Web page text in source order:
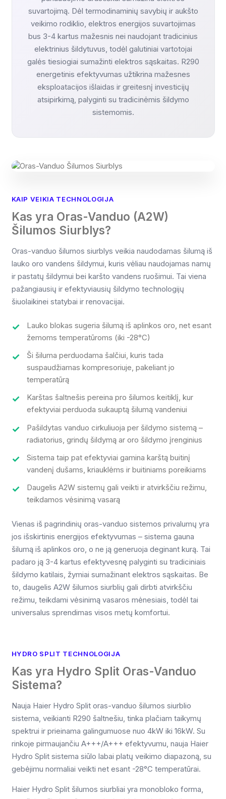
suvartojimą. Dėl termodinaminių savybių ir aukšto
veikimo rodiklio, elektros energijos suvartojimas
bus 3-4 kartus mažesnis nei naudojant tradicinius
elektrinius šildytuvus, todėl galutiniai vartotojai
galės tiesiogiai sumažinti elektros sąskaitas. R290
energetinis efektyvumas užtikrina mažesnes
eksploatacijos išlaidas ir greitesnį investicijų
atsipirkimą, palyginti su tradicinėmis šildymo
sistemomis.
KAIP VEIKIA TECHNOLOGIJA
Kas yra Oras-Vanduo (A2W)
Šilumos Siurblys?
Oras-vanduo šilumos siurblys veikia naudodamas šilumą iš
lauko oro vandens šildymui, kuris vėliau naudojamas namų
ir pastatų šildymui bei karšto vandens ruošimui. Tai viena
pažangiausių ir efektyviausių šildymo technologijų
šiuolaikinei statybai ir renovacijai.
Lauko blokas sugeria šilumą iš aplinkos oro, net esant
žemoms temperatūroms (iki -28°C)
Ši šiluma perduodama šalčiui, kuris tada
suspaudžiamas kompresoriuje, pakeliant jo
temperatūrą
Karštas šaltnešis pereina pro šilumos keitiklį, kur
efektyviai perduoda sukauptą šilumą vandeniui
Pašildytas vanduo cirkuliuoja per šildymo sistemą –
radiatorius, grindų šildymą ar oro šildymo įrenginius
Sistema taip pat efektyviai gamina karštą buitinį
vandenį dušams, kriauklėms ir buitiniams poreikiams
Daugelis A2W sistemų gali veikti ir atvirkščiu režimu,
teikdamos vėsinimą vasarą
Vienas iš pagrindinių oras-vanduo sistemos privalumų yra
jos išskirtinis energijos efektyvumas – sistema gauna
šilumą iš aplinkos oro, o ne ją generuoja deginant kurą. Tai
padaro ją 3-4 kartus efektyvesnę palyginti su tradiciniais
šildymo katilais, žymiai sumažinant elektros sąskaitas. Be
to, daugelis A2W šilumos siurblių gali dirbti atvirkščiu
režimu, teikdami vėsinimą vasaros mėnesiais, todėl tai
universalus sprendimas visos metų komfortui.
HYDRO SPLIT TECHNOLOGIJA
Kas yra Hydro Split Oras-Vanduo
Sistema?
Nauja Haier Hydro Split oras-vanduo šilumos siurblio
sistema, veikianti R290 šaltnešiu, tinka plačiam taikymų
spektrui ir prieinama galingumuose nuo 4kW iki 16kW. Su
rinkoje pirmaujančiu A+++/A+++ efektyvumu, nauja Haier
Hydro Split sistema siūlo labai platų veikimo diapazoną, su
gebėjimu normaliai veikti net esant -28°C temperatūrai.
Haier Hydro Split šilumos siurbliai yra monobloko forma,